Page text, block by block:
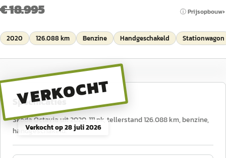
€ 18.995 ⓘ Prijsopbouw
2020 126.088 km Benzine Handgeschakeld Stationwagon
VERKOCHT
Verkocht op28 juli 2026
Specificaties
Škoda Octavia uit 2020, 111 pk, tellerstand 126.088 km, benzine,
handgeschakeld.